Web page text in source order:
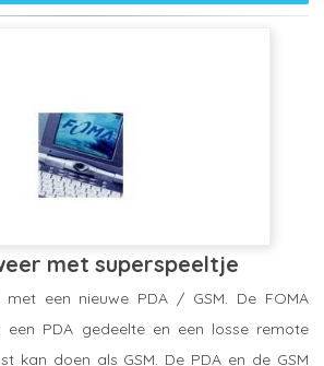
met superspeeltje
een nieuwe PDA / GSM. De FOMA
een PDA gedeelte en een losse remote
kan doen als GSM. De PDA en de GSM